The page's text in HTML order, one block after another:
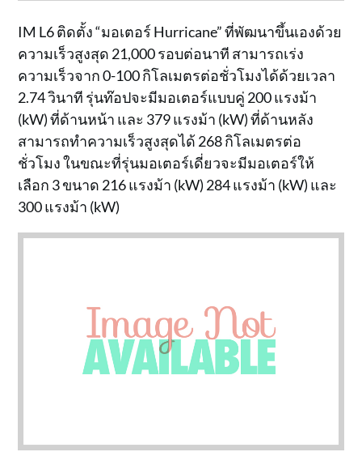
IM L6 ติดตั้ง “มอเตอร์ Hurricane” ที่พัฒนาขึ้นเองด้วย
ความเร็วสูงสุด 21,000 รอบต่อนาที สามารถเร่ง
ความเร็วจาก 0-100 กิโลเมตรต่อชั่วโมงได้ด้วยเวลา
2.74 วินาที รุ่นท๊อปจะมีมอเตอร์แบบคู่ 200 แรงม้า
(kW) ที่ด้านหน้า และ 379 แรงม้า (kW) ที่ด้านหลัง
สามารถทำความเร็วสูงสุดได้ 268 กิโลเมตรต่อ
ชั่วโมง ในขณะที่รุ่นมอเตอร์เดี่ยวจะมีมอเตอร์ให้
เลือก 3 ขนาด 216 แรงม้า (kW) 284 แรงม้า (kW) และ
300 แรงม้า (kW)